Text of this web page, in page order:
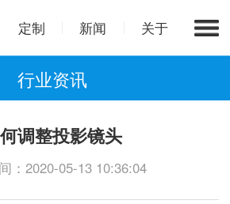
定制 新闻 关于
行业资讯
调整投影镜头
：2020-05-13 10:36:04